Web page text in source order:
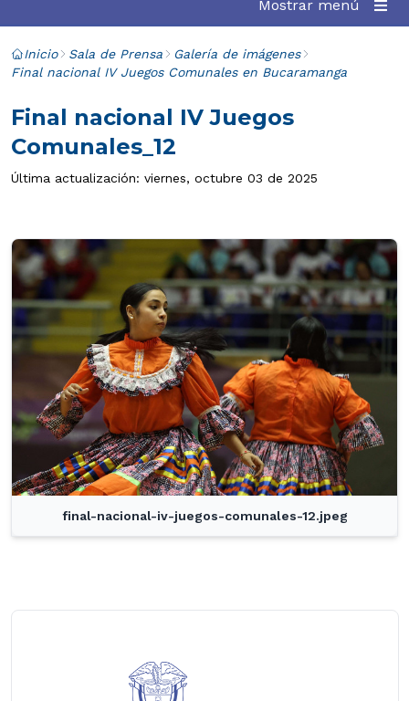
Mostrar menú
Inicio Sala de Prensa
Galería de imágenes
Final nacional IV Juegos Comunales en Bucaramanga
Final nacional IV Juegos
Comunales_12
Última actualización: viernes, octubre 03 de 2025
final-nacional-iv-juegos-comunales-12.jpeg